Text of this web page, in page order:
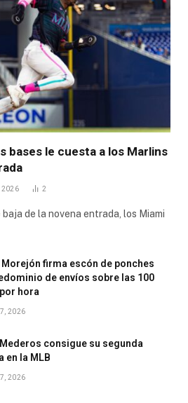
bases le cuesta a los Marlins
2026 2
de la novena entrada, los Miami
firma escón de ponches
de envíos sobre las 100
hora
2026
consigue su segunda
en la MLB
2026